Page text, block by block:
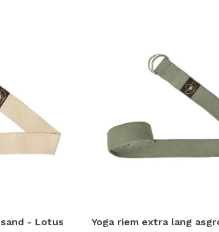
u
- Lotus Yoga riem extra lang